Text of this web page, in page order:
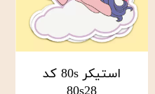
استیکر 80s کد